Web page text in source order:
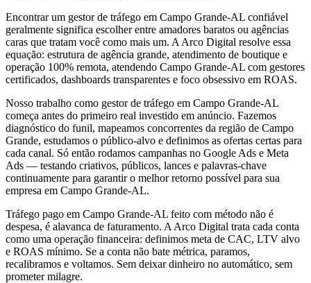
Encontrar um gestor de tráfego em Campo Grande-AL confiável
geralmente significa escolher entre amadores baratos ou agências
caras que tratam você como mais um. A Arco Digital resolve essa
equação: estrutura de agência grande, atendimento de boutique e
operação 100% remota, atendendo Campo Grande-AL com gestores
certificados, dashboards transparentes e foco obsessivo em ROAS.
Nosso trabalho como gestor de tráfego em Campo Grande-AL
começa antes do primeiro real investido em anúncio. Fazemos
diagnóstico do funil, mapeamos concorrentes da região de Campo
Grande, estudamos o público-alvo e definimos as ofertas certas para
cada canal. Só então rodamos campanhas no Google Ads e Meta
Ads — testando criativos, públicos, lances e palavras-chave
continuamente para garantir o melhor retorno possível para sua
empresa em Campo Grande-AL.
Tráfego pago em Campo Grande-AL feito com método não é
despesa, é alavanca de faturamento. A Arco Digital trata cada conta
como uma operação financeira: definimos meta de CAC, LTV alvo
e ROAS mínimo. Se a conta não bate métrica, paramos,
recalibramos e voltamos. Sem deixar dinheiro no automático, sem
prometer milagre.